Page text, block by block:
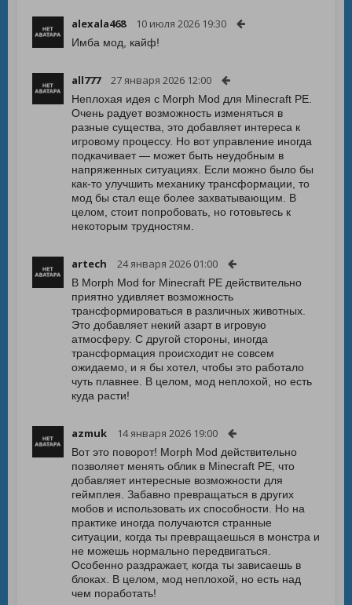
alexala468 10 июля 2026 19:30
Имба мод, кайф!
all777 27 января 2026 12:00
Неплохая идея с Morph Mod для Minecraft PE.
Очень радует возможность изменяться в
разные существа, это добавляет интереса к
игровому процессу. Но вот управление иногда
подкачивает — может быть неудобным в
напряженных ситуациях. Если можно было бы
как-то улучшить механику трансформации, то
мод бы стал еще более захватывающим. В
целом, стоит попробовать, но готовьтесь к
некоторым трудностям.
artech 24 января 2026 01:00
В Morph Mod for Minecraft PE действительно
приятно удивляет возможность
трансформироваться в различных животных.
Это добавляет некий азарт в игровую
атмосферу. С другой стороны, иногда
трансформация происходит не совсем
ожидаемо, и я бы хотел, чтобы это работало
чуть плавнее. В целом, мод неплохой, но есть
куда расти!
azmuk 14 января 2026 19:00
Вот это поворот! Morph Mod действительно
позволяет менять облик в Minecraft PE, что
добавляет интересные возможности для
геймплея. Забавно превращаться в других
мобов и использовать их способности. Но на
практике иногда получаются странные
ситуации, когда ты превращаешься в монстра и
не можешь нормально передвигаться.
Особенно раздражает, когда ты зависаешь в
блоках. В целом, мод неплохой, но есть над
чем поработать!